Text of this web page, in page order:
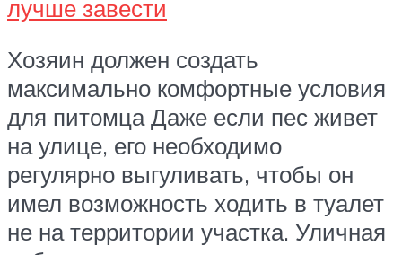
лучше завести
Хозяин должен создать
максимально комфортные условия
для питомца Даже если пес живет
на улице, его необходимо
регулярно выгуливать, чтобы он
имел возможность ходить в туалет
не на территории участка. Уличная